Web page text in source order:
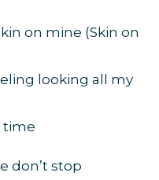
on mine (Skin on
looking all my
time
don’t stop